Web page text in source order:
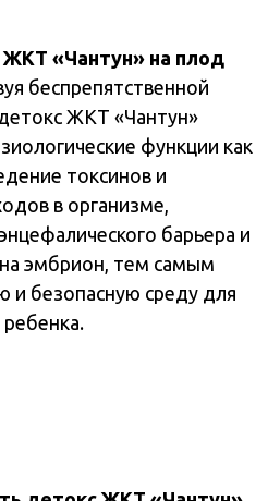
«Чантун» на плод
беспрепятственной
ЖКТ «Чантун»
функции как
токсинов и
в организме,
барьера и
эмбрион, тем самым
и безопасную среду для